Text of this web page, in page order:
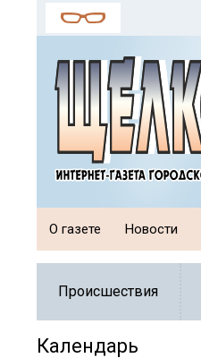
О газете Новости
Происшествия
Календарь